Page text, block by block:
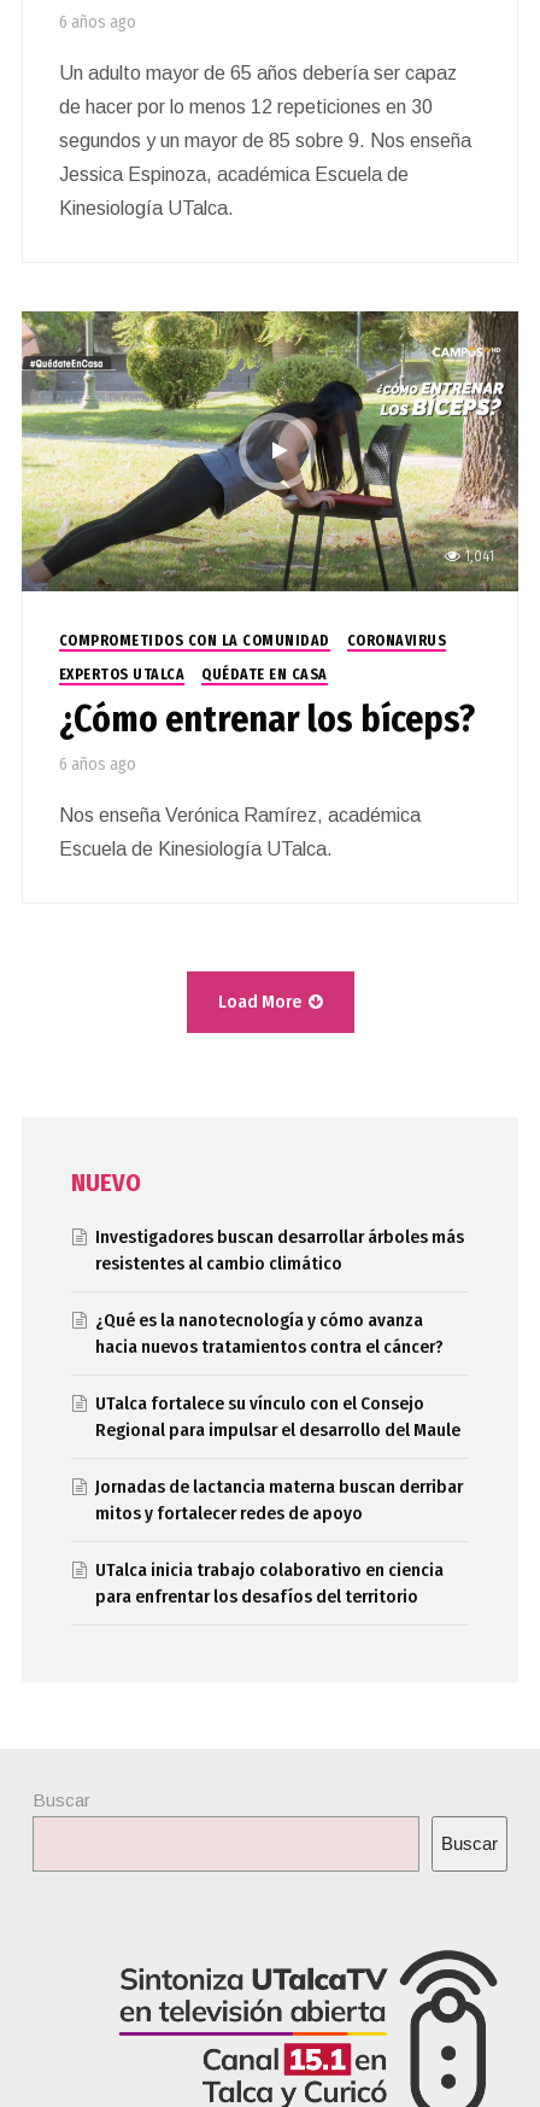
6 años ago
Un adulto mayor de 65 años debería ser capaz
de hacer por lo menos 12 repeticiones en 30
segundos y un mayor de 85 sobre 9. Nos enseña
Jessica Espinoza, académica Escuela de
Kinesiología UTalca.
1,041
COMPROMETIDOS CON LA COMUNIDAD
CORONAVIRUS
EXPERTOS UTALCA
QUÉDATE EN CASA
¿Cómo entrenar los bíceps?
6 años ago
Nos enseña Verónica Ramírez, académica
Escuela de Kinesiología UTalca.
Load More
NUEVO
Investigadores buscan desarrollar árboles más
resistentes al cambio climático
¿Qué es la nanotecnología y cómo avanza
hacia nuevos tratamientos contra el cáncer?
UTalca fortalece su vínculo con el Consejo
Regional para impulsar el desarrollo del Maule
Jornadas de lactancia materna buscan derribar
mitos y fortalecer redes de apoyo
UTalca inicia trabajo colaborativo en ciencia
para enfrentar los desafíos del territorio
Buscar
Buscar